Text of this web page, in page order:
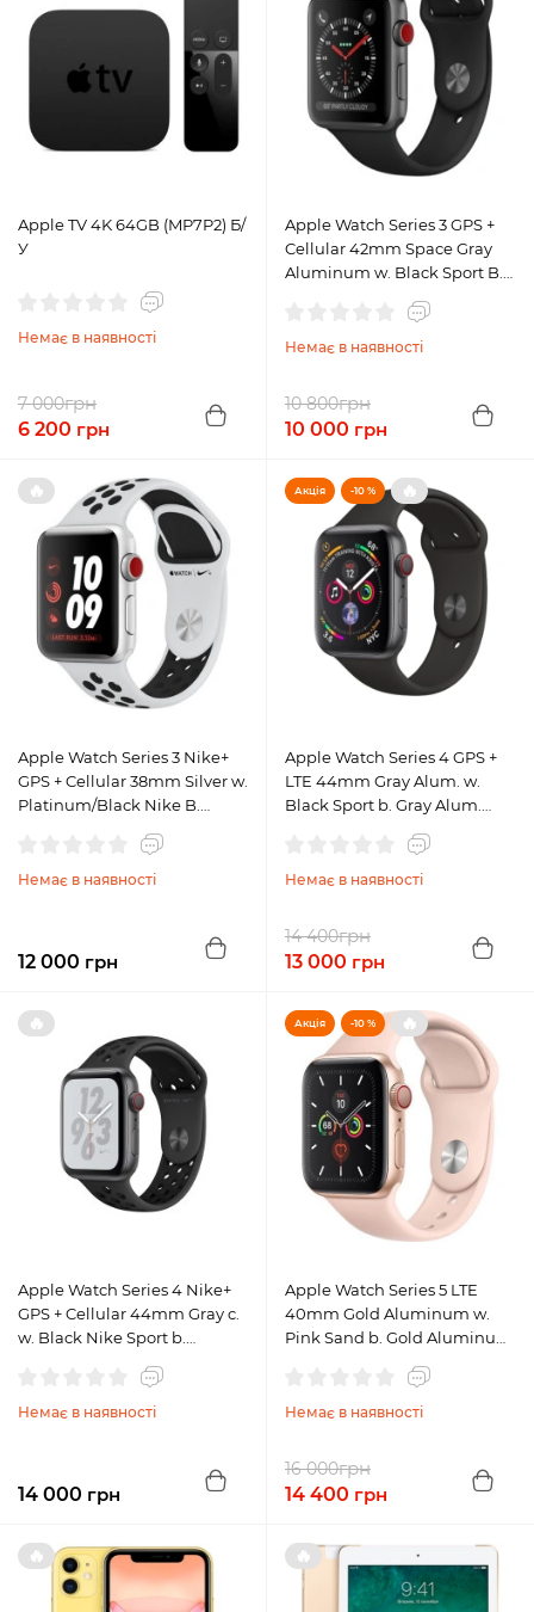
Apple TV 4K 64GB (MP7P2) Б/
У
Немає в наявності
7 000грн
6 200 грн
Apple Watch Series 3 GPS +
Cellular 42mm Space Gray
Aluminum w. Black Sport B.
Немає в наявності
10 800грн
10 000 грн
🔥
Apple Watch Series 3 Nike+
GPS + Cellular 38mm Silver w.
Platinum/Black Nike B.
Немає в наявності
12 000 грн
Акція -10 % 🔥
Apple Watch Series 4 GPS +
LTE 44mm Gray Alum. w.
Black Sport b. Gray Alum.
Немає в наявності
14 400грн
13 000 грн
🔥
Apple Watch Series 4 Nike+
GPS + Cellular 44mm Gray c.
w. Black Nike Sport b.
Немає в наявності
14 000 грн
Акція -10 % 🔥
Apple Watch Series 5 LTE
40mm Gold Aluminum w.
Pink Sand b. Gold Aluminum
Немає в наявності
16 000грн
14 400 грн
🔥 🔥